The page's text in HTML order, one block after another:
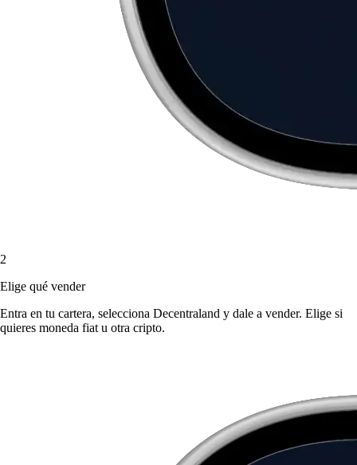
2
Elige qué vender
Entra en tu cartera, selecciona Decentraland y dale a vender. Elige si
quieres moneda fiat u otra cripto.